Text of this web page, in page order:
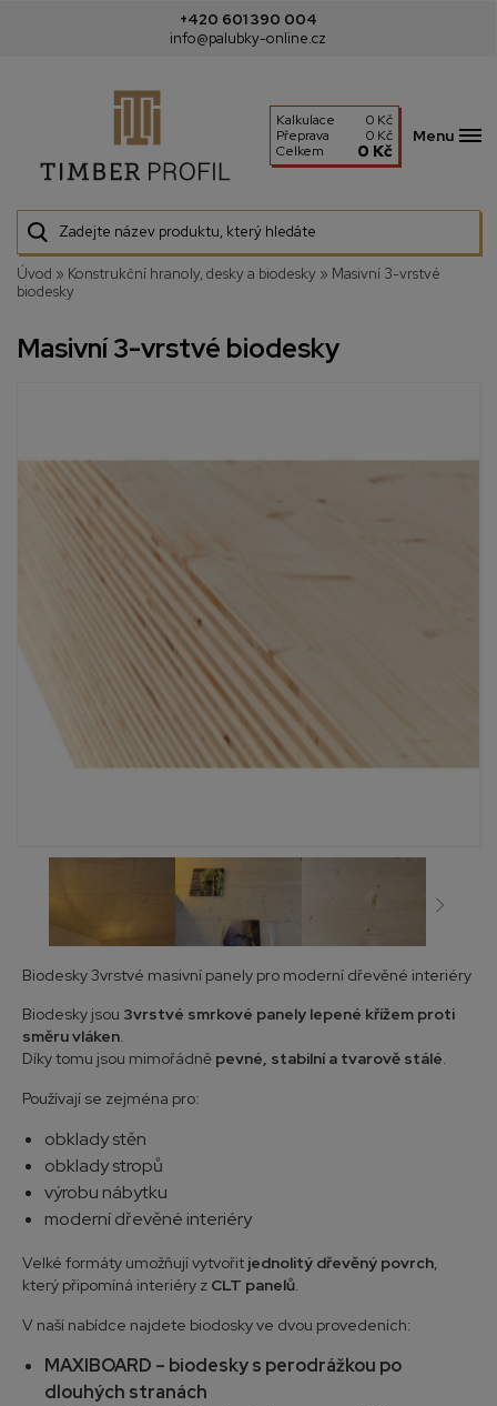
+420 601 390 004
info@palubky-online.cz
Kalkulace
0 Kč
Přeprava
0 Kč
Celkem
0 Kč
Menu
Úvod » Konstrukční hranoly, desky a biodesky » Masivní 3-vrstvé
biodesky
Masivní 3-vrstvé biodesky
Biodesky 3vrstvé masivní panely pro moderní dřevěné interiéry
Biodesky jsou 3vrstvé smrkové panely lepené křížem proti
směru vláken.
Díky tomu jsou mimořádně pevné, stabilní a tvarově stálé.
Používají se zejména pro:
obklady stěn
obklady stropů
výrobu nábytku
moderní dřevěné interiéry
Velké formáty umožňují vytvořit jednolitý dřevěný povrch,
který připomíná interiéry z CLT panelů.
V naší nabídce najdete biodosky ve dvou provedeních:
MAXIBOARD – biodesky s perodrážkou po
dlouhých stranách